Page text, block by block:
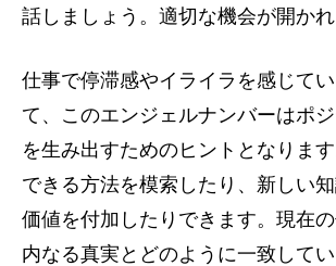
話しましょう。適切な機会が開かれ
仕事で停滞感やイライラを感じて
て、このエンジェルナンバーはポ
を生み出すためのヒントとなりま
できる方法を模索したり、新しい
価値を付加したりできます。現在
内なる真実とどのように一致して